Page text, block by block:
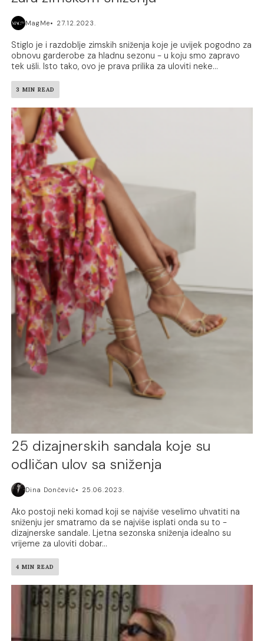
MagMe 27.12.2023.
Stiglo je i razdoblje zimskih sniženja koje je uvijek pogodno za
obnovu garderobe za hladnu sezonu - u koju smo zapravo
tek ušli. Isto tako, ovo je prava prilika za uloviti neke...
3 MIN READ
25 dizajnerskih sandala koje su
odličan ulov sa sniženja
Dina Dončević 25.06.2023.
Ako postoji neki komad koji se najviše veselimo uhvatiti na
sniženju jer smatramo da se najviše isplati onda su to -
dizajnerske sandale. Ljetna sezonska sniženja idealno su
vrijeme za uloviti dobar...
4 MIN READ